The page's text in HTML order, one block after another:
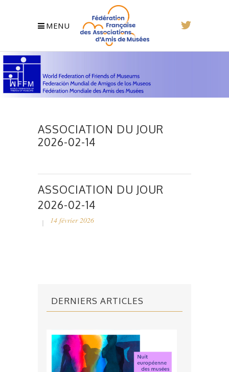
MENU
ASSOCIATION DU JOUR
2026-02-14
ASSOCIATION DU JOUR
2026-02-14
14 février 2026
DERNIERS ARTICLES